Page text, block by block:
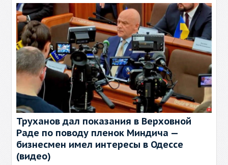
Труханов дал показания в Верховной
Раде по поводу пленок Миндича —
бизнесмен имел интересы в Одессе
(видео)